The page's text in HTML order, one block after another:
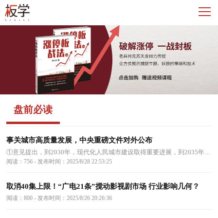
盘前必读
事关城市高质量发展，中央重磅文件对外公布
①意见提出，到2030年，现代化人民城市建设取得重要进展，到2035年，
现代化人民城市基本建成的目标。 ②意见强调，转变城市发展理念、方
阅读：756 - 发布时间：2025/8/28 22:53:25
取消40集上限！“广电21条”搅动影视剧市场 行业影响几何？
阅读：800 - 发布时间：2025/8/26 20:26:36